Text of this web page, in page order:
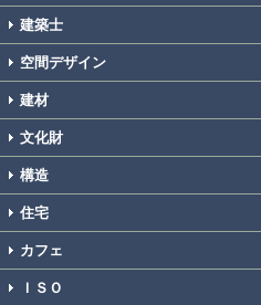
建築士
空間デザイン
建材
文化財
構造
住宅
カフェ
ＩＳＯ